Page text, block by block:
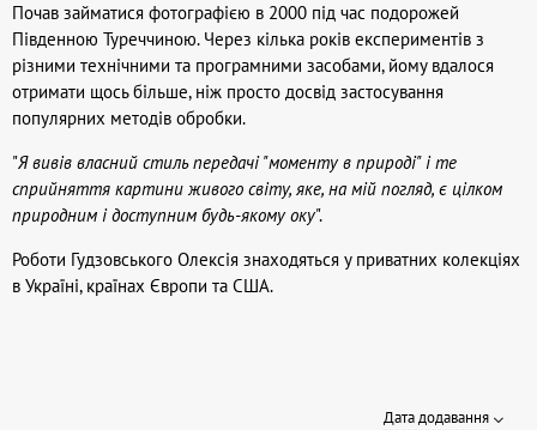
Почав займатися фотографією в 2000 під час подорожей
Південною Туреччиною. Через кілька років експериментів з
різними технічними та програмними засобами, йому вдалося
отримати щось більше, ніж просто досвід застосування
популярних методів обробки.
"Я вивів власний стиль передачі "моменту в природі" і те
сприйняття картини живого світу, яке, на мій погляд, є цілком
природним і доступним будь-якому оку".
Роботи Гудзовського Олексія знаходяться у приватних колекціях
в Україні, країнах Європи та США.
Дата додавання